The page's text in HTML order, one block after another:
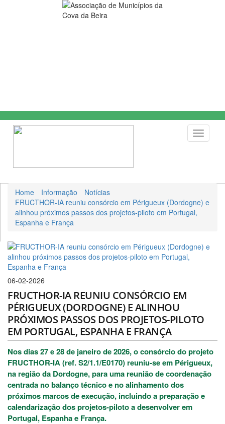
Toggle
Home Informação
Notícias
FRUCTHOR-IA reuniu consórcio em Périgueux (Dordogne) e
alinhou próximos passos dos projetos-piloto em Portugal,
Espanha e França
06-02-2026
FRUCTHOR-IA REUNIU CONSÓRCIO EM
PÉRIGUEUX (DORDOGNE) E ALINHOU
PRÓXIMOS PASSOS DOS PROJETOS-PILOTO
EM PORTUGAL, ESPANHA E FRANÇA
Nos dias 27 e 28 de janeiro de 2026, o consórcio do projeto
FRUCTHOR-IA (ref. S2/1.1/E0170) reuniu-se em Périgueux,
na região da Dordogne, para uma reunião de coordenação
centrada no balanço técnico e no alinhamento dos
próximos marcos de execução, incluindo a preparação e
calendarização dos projetos-piloto a desenvolver em
Portugal, Espanha e França.